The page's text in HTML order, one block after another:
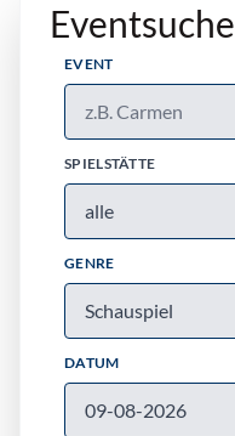
Eventsuche
EVENT
SPIELSTÄTTE
GENRE
DATUM